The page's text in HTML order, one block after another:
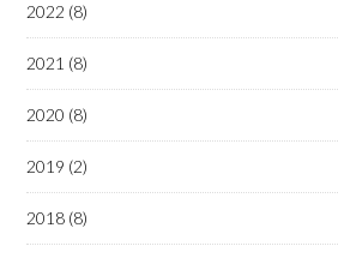
2022 (8)
2021 (8)
2020 (8)
2019 (2)
2018 (8)